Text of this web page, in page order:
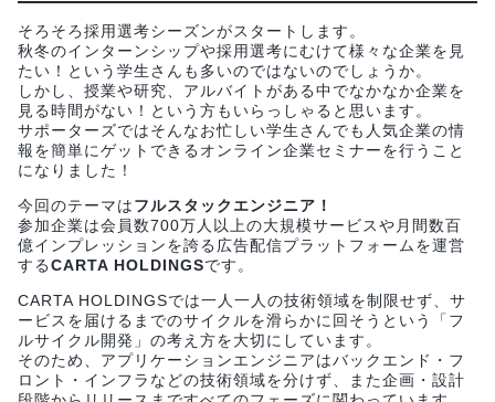
そろそろ採用選考シーズンがスタートします。
秋冬のインターンシップや採用選考にむけて様々な企業を見
たい！という学生さんも多いのではないのでしょうか。
しかし、授業や研究、アルバイトがある中でなかなか企業を
見る時間がない！という方もいらっしゃると思います。
サポーターズではそんなお忙しい学生さんでも人気企業の情
報を簡単にゲットできるオンライン企業セミナーを行うこと
になりました！
今回のテーマはフルスタックエンジニア！
参加企業は会員数700万人以上の大規模サービスや月間数百
億インプレッションを誇る広告配信プラットフォームを運営
するCARTA HOLDINGSです。
CARTA HOLDINGSでは一人一人の技術領域を制限せず、サ
ービスを届けるまでのサイクルを滑らかに回そうという「フ
ルサイクル開発」の考え方を大切にしています。
そのため、アプリケーションエンジニアはバックエンド・フ
ロント・インフラなどの技術領域を分けず、また企画・設計